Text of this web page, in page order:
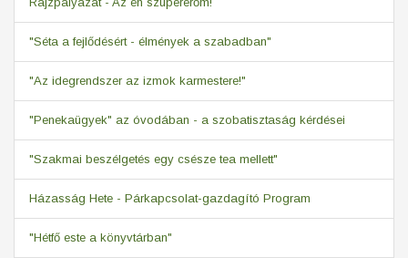
"Séta a fejlődésért - élmények a szabadban"
"Az idegrendszer az izmok karmestere!"
"Penekaügyek" az óvodában - a szobatisztaság kérdései
"Szakmai beszélgetés egy csésze tea mellett"
Házasság Hete - Párkapcsolat-gazdagító Program
"Hétfő este a könyvtárban"